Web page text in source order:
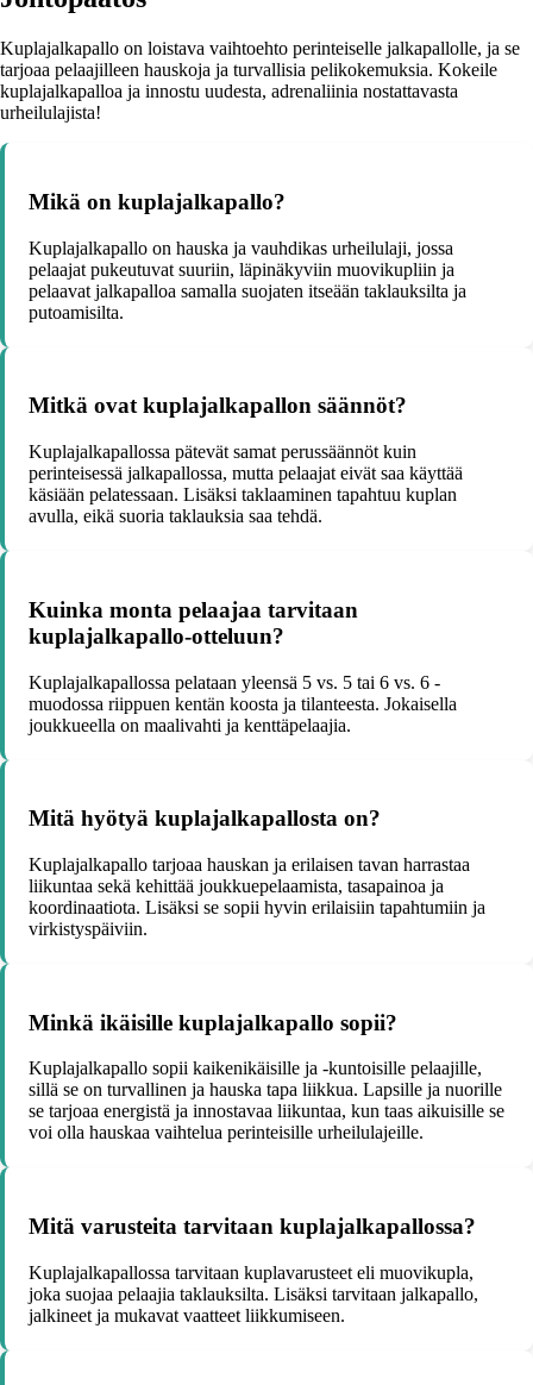
Kuplajalkapallo on loistava vaihtoehto perinteiselle jalkapallolle, ja se
tarjoaa pelaajilleen hauskoja ja turvallisia pelikokemuksia. Kokeile
kuplajalkapalloa ja innostu uudesta, adrenaliinia nostattavasta
urheilulajista!
Mikä on kuplajalkapallo?
Kuplajalkapallo on hauska ja vauhdikas urheilulaji, jossa
pelaajat pukeutuvat suuriin, läpinäkyviin muovikupliin ja
pelaavat jalkapalloa samalla suojaten itseään taklauksilta ja
putoamisilta.
Mitkä ovat kuplajalkapallon säännöt?
Kuplajalkapallossa pätevät samat perussäännöt kuin
perinteisessä jalkapallossa, mutta pelaajat eivät saa käyttää
käsiään pelatessaan. Lisäksi taklaaminen tapahtuu kuplan
avulla, eikä suoria taklauksia saa tehdä.
Kuinka monta pelaajaa tarvitaan
kuplajalkapallo-otteluun?
Kuplajalkapallossa pelataan yleensä 5 vs. 5 tai 6 vs. 6 -
muodossa riippuen kentän koosta ja tilanteesta. Jokaisella
joukkueella on maalivahti ja kenttäpelaajia.
Mitä hyötyä kuplajalkapallosta on?
Kuplajalkapallo tarjoaa hauskan ja erilaisen tavan harrastaa
liikuntaa sekä kehittää joukkuepelaamista, tasapainoa ja
koordinaatiota. Lisäksi se sopii hyvin erilaisiin tapahtumiin ja
virkistyspäiviin.
Minkä ikäisille kuplajalkapallo sopii?
Kuplajalkapallo sopii kaikenikäisille ja -kuntoisille pelaajille,
sillä se on turvallinen ja hauska tapa liikkua. Lapsille ja nuorille
se tarjoaa energistä ja innostavaa liikuntaa, kun taas aikuisille se
voi olla hauskaa vaihtelua perinteisille urheilulajeille.
Mitä varusteita tarvitaan kuplajalkapallossa?
Kuplajalkapallossa tarvitaan kuplavarusteet eli muovikupla,
joka suojaa pelaajia taklauksilta. Lisäksi tarvitaan jalkapallo,
jalkineet ja mukavat vaatteet liikkumiseen.